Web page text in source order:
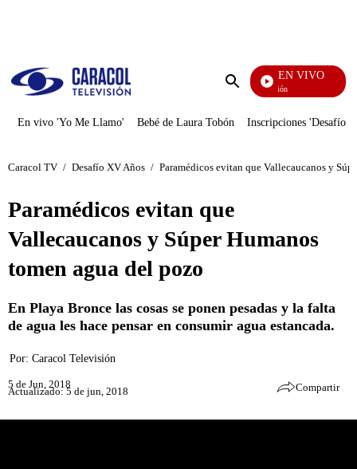
Enviar
EN VIVO
Pura Diversión
En vivo 'Yo Me Llamo' Bebé de Laura Tobón Inscripciones 'Desafío'
Caracol TV / Desafío XV Años / Paramédicos evitan que Vallecaucanos y
Paramédicos evitan que
Vallecaucanos y Súper Humanos
tomen agua del pozo
En Playa Bronce las cosas se ponen pesadas y la falta
de agua les hace pensar en consumir agua estancada.
Por: Caracol Televisión
5 de Jun, 2018
Actualizado: 5 de jun, 2018 Compartir